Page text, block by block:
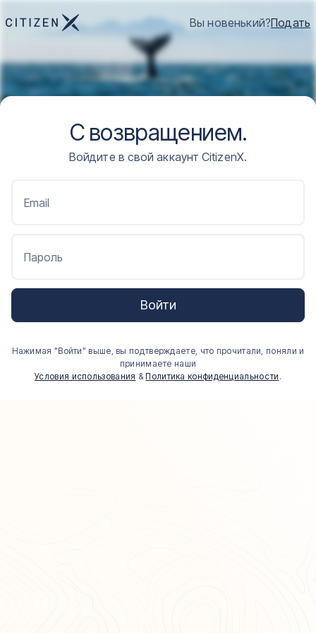
Вы новенький?Подать
С возвращением.
Войдите в свой аккаунт CitizenX.
Email
Пароль
Войти
Нажимая "Войти" выше, вы подтверждаете, что прочитали, поняли и
принимаете наши
Условия использования & Политика конфиденциальности .